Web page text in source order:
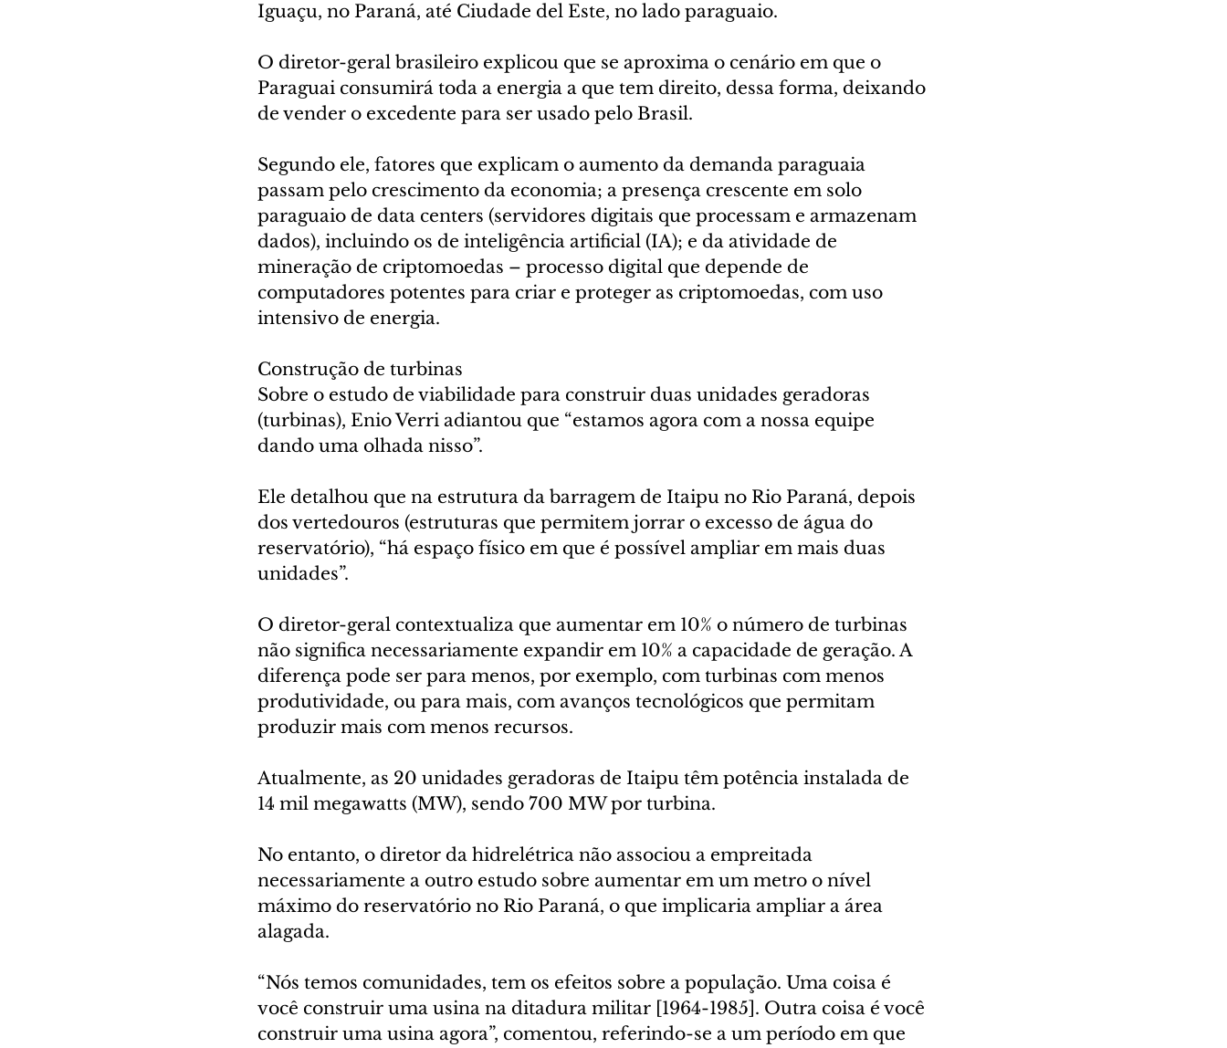
Iguaçu, no Paraná, até Ciudade del Este, no lado paraguaio.
O diretor-geral brasileiro explicou que se aproxima o cenário em que o
Paraguai consumirá toda a energia a que tem direito, dessa forma, deixando
de vender o excedente para ser usado pelo Brasil.
Segundo ele, fatores que explicam o aumento da demanda paraguaia
passam pelo crescimento da economia; a presença crescente em solo
paraguaio de data centers (servidores digitais que processam e armazenam
dados), incluindo os de inteligência artificial (IA); e da atividade de
mineração de criptomoedas – processo digital que depende de
computadores potentes para criar e proteger as criptomoedas, com uso
intensivo de energia.
Construção de turbinas
Sobre o estudo de viabilidade para construir duas unidades geradoras
(turbinas), Enio Verri adiantou que “estamos agora com a nossa equipe
dando uma olhada nisso”.
Ele detalhou que na estrutura da barragem de Itaipu no Rio Paraná, depois
dos vertedouros (estruturas que permitem jorrar o excesso de água do
reservatório), “há espaço físico em que é possível ampliar em mais duas
unidades”.
O diretor-geral contextualiza que aumentar em 10% o número de turbinas
não significa necessariamente expandir em 10% a capacidade de geração. A
diferença pode ser para menos, por exemplo, com turbinas com menos
produtividade, ou para mais, com avanços tecnológicos que permitam
produzir mais com menos recursos.
Atualmente, as 20 unidades geradoras de Itaipu têm potência instalada de
14 mil megawatts (MW), sendo 700 MW por turbina.
No entanto, o diretor da hidrelétrica não associou a empreitada
necessariamente a outro estudo sobre aumentar em um metro o nível
máximo do reservatório no Rio Paraná, o que implicaria ampliar a área
alagada.
“Nós temos comunidades, tem os efeitos sobre a população. Uma coisa é
você construir uma usina na ditadura militar [1964-1985]. Outra coisa é você
construir uma usina agora”, comentou, referindo-se a um período em que